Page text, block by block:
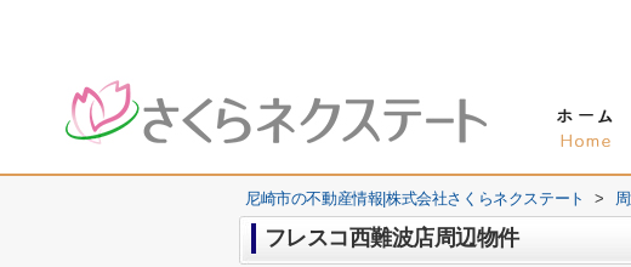
尼崎市の不動産情報|株式会社さくらネクステート >
フレスコ西難波店周辺物件